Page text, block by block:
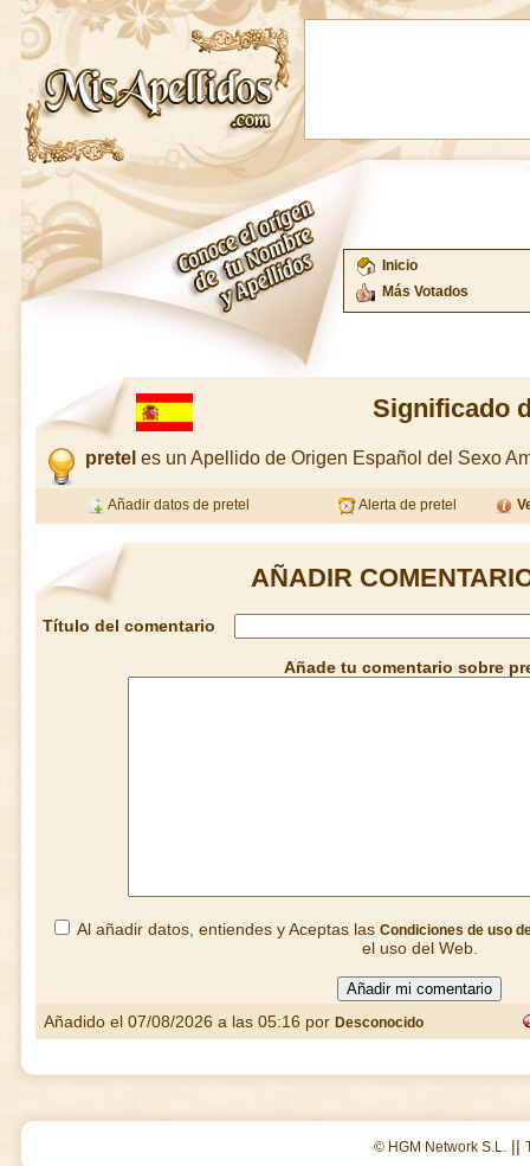
Inicio
Más Votados
Significado
pretel es un Apellido de Origen Español del Sexo
Añadir datos de pretel Alerta de pretel
AÑADIR
Título del comentario
Añade tu comentario sobre
Al añadir datos, entiendes y Aceptas las Condiciones de uso
el uso del Web.
Añadido el 07/08/2026 a las 05:16 por Desconocido
© HGM Network S.L. ||